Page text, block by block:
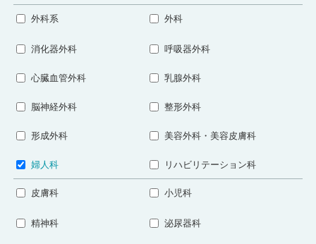
外科系 外科
消化器外科 呼吸器外科
心臓血管外科 乳腺外科
脳神経外科 整形外科
形成外科 美容外科・美容皮膚科
婦人科 リハビリテーション科
皮膚科 小児科
精神科 泌尿器科